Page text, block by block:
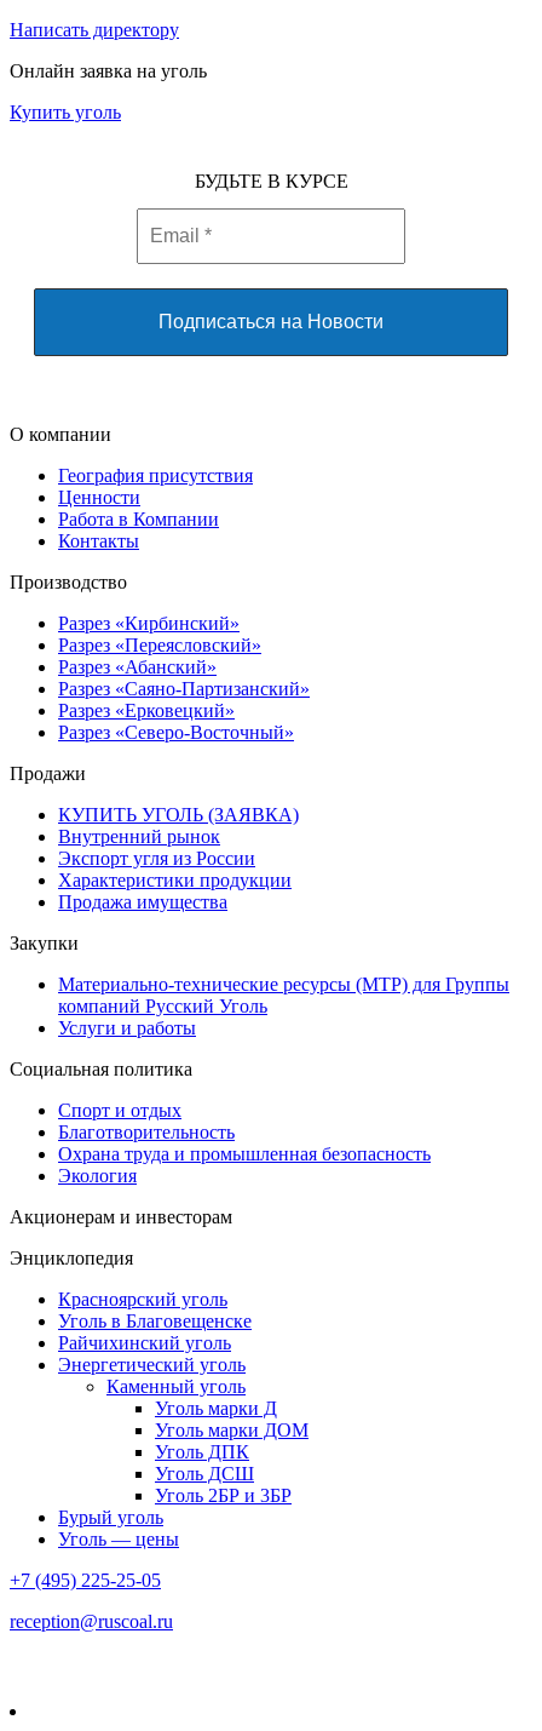
Написать директору
Онлайн заявка на уголь
Купить уголь
БУДЬТЕ В КУРСЕ
О компании
География присутствия
Ценности
Работа в Компании
Контакты
Производство
Разрез «Кирбинский»
Разрез «Переясловский»
Разрез «Абанский»
Разрез «Саяно-Партизанский»
Разрез «Ерковецкий»
Разрез «Северо-Восточный»
Продажи
КУПИТЬ УГОЛЬ (ЗАЯВКА)
Внутренний рынок
Экспорт угля из России
Характеристики продукции
Продажа имущества
Закупки
Материально-технические ресурсы (МТР) для Группы
компаний Русский Уголь
Услуги и работы
Социальная политика
Спорт и отдых
Благотворительность
Охрана труда и промышленная безопасность
Экология
Акционерам и инвесторам
Энциклопедия
Красноярский уголь
Уголь в Благовещенске
Райчихинский уголь
Энергетический уголь
Каменный уголь
Уголь марки Д
Уголь марки ДОМ
Уголь ДПК
Уголь ДСШ
Уголь 2БР и 3БР
Бурый уголь
Уголь — цены
+7 (495) 225-25-05
reception@ruscoal.ru